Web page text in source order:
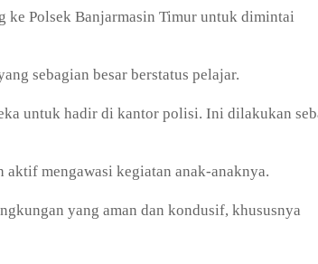
ke Polsek Banjarmasin Timur untuk dimintai
sebagian besar berstatus pelajar.
untuk hadir di kantor polisi. Ini dilakukan
mengawasi kegiatan anak-anaknya.
yang aman dan kondusif, khususnya